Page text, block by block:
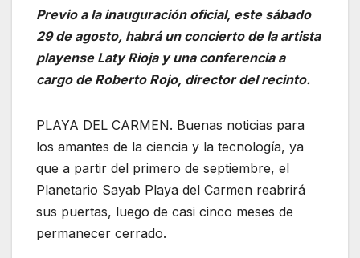
Previo a la inauguración oficial, este sábado
29 de agosto, habrá un concierto de la artista
playense Laty Rioja y una conferencia a
cargo de Roberto Rojo, director del recinto.
PLAYA DEL CARMEN. Buenas noticias para
los amantes de la ciencia y la tecnología, ya
que a partir del primero de septiembre, el
Planetario Sayab Playa del Carmen reabrirá
sus puertas, luego de casi cinco meses de
permanecer cerrado.